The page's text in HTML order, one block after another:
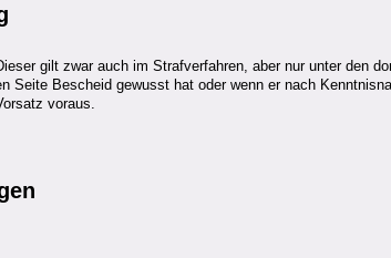
gilt zwar auch im Strafverfahren, aber nur unter den
Seite Bescheid gewusst hat oder wenn er nach
voraus.